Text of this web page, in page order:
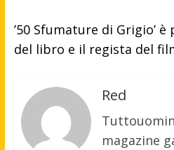
’50 Sfumature di Grigio’
del libro e il regista del
Red
magazine